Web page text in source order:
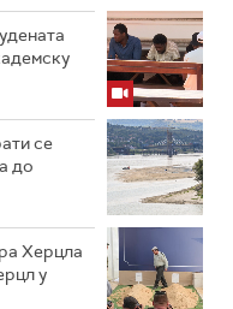
се
до
Херцла
у